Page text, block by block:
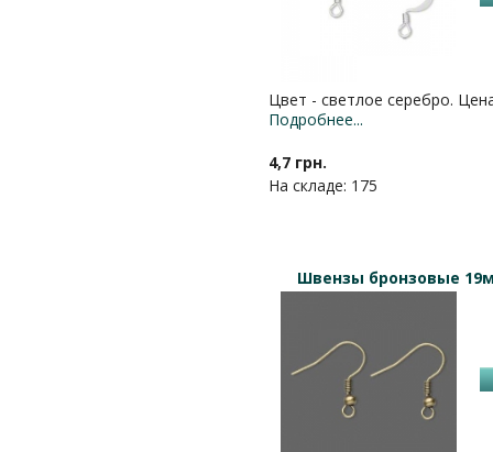
Цвет - светлое серебро.
Подробнее...
4,7 грн.
На складе: 175
Швензы бронзовые